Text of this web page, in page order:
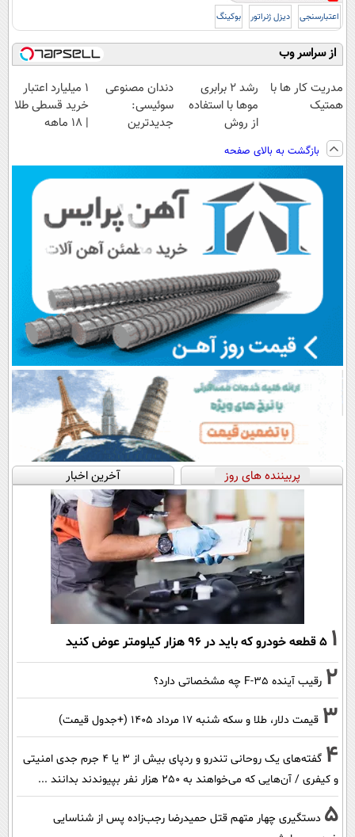
اعتبارسنجی دیزل ژنراتور بوکینگ
از سراسر وب
مدریت کار ها با
همتیک
رشد 2 برابری
موها با استفاده
از روش
فقط امروز
دندان مصنوعی
سوئیسی:
جدیدترین
پرداخت قسطی
۱ میلیارد اعتبار
خرید قسطی طلا
| ۱۸ ماهه
بازگشت به بالای صفحه
پربیننده های روز آخرین اخبار
1 ۵ قطعه خودرو که باید در ۹۶ هزار کیلومتر عوض کنید
2 رقیب آینده F-35 چه مشخصاتی دارد؟
3 قیمت دلار، طلا و سکه شنبه ۱۷ مرداد ۱۴۰۵ (+جدول قیمت)
4
گفته‌های یک روحانی تندرو و ردپای بیش از ۳ یا ۴ جرم جدی امنیتی
و کیفری / آن‌هایی که می‌خواهند به ۲۵۰ هزار نفر بپیوندند بدانند ...
5 دستگیری چهار متهم قتل حمیدرضا رجب‌زاده پس از شناسایی